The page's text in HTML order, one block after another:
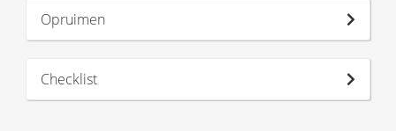
Opruimen
Checklist